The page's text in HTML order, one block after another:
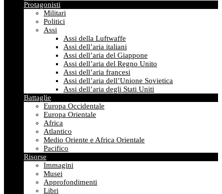
Protagonisti
Militari
Politici
Assi
Assi della Luftwaffe
Assi dell’aria italiani
Assi dell’aria del Giappone
Assi dell’aria del Regno Unito
Assi dell’aria francesi
Assi dell’aria dell’Unione Sovietica
Assi dell’aria degli Stati Uniti
Battaglie
Europa Occidentale
Europa Orientale
Africa
Atlantico
Medio Oriente e Africa Orientale
Pacifico
Risorse
Immagini
Musei
Approfondimenti
Libri